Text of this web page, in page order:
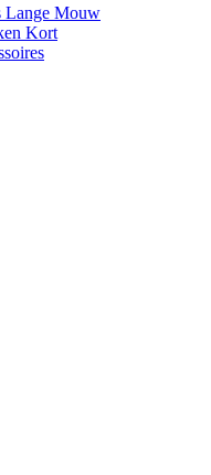
Lange Mouw
Kort